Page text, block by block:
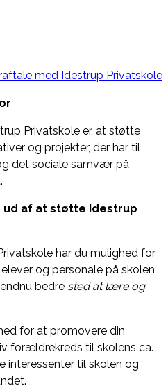
med Idestrup Privatskole
Privatskole er, at støtte
og projekter, der har til
det sociale samvær på
ud af at støtte Idestrup
har du mulighed for
og personale på skolen
bedre sted at lære og
for at promovere din
forældrekreds til skolens ca.
interessenter til skolen og